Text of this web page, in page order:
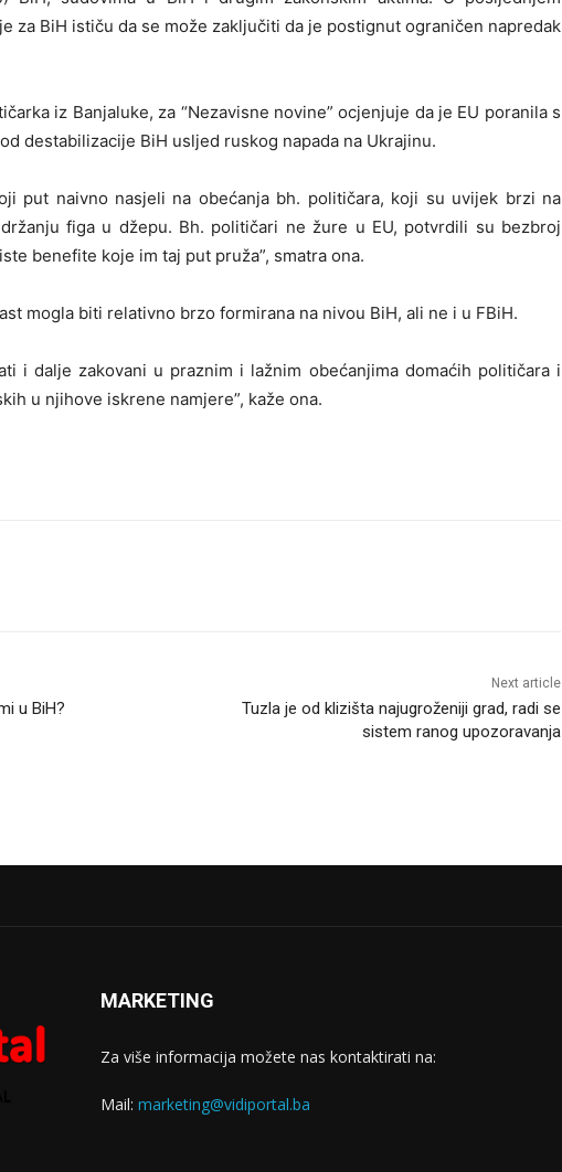
za BiH ističu da se može zaključiti da je postignut ograničen napredak
iz Banjaluke, za “Nezavisne novine” ocjenjuje da je EU poranila s
destabilizacije BiH usljed ruskog napada na Ukrajinu.
put naivno nasjeli na obećanja bh. političara, koji su uvijek brzi na
figa u džepu. Bh. političari ne žure u EU, potvrdili su bezbroj
benefite koje im taj put pruža”, smatra ona.
mogla biti relativno brzo formirana na nivou BiH, ali ne i u FBiH.
i dalje zakovani u praznim i lažnim obećanjima domaćih političara i
u njihove iskrene namjere”, kaže ona.
u BiH?
Next article
Tuzla je od klizišta najugroženiji grad, radi se
sistem ranog upozoravanja
MARKETING
Za više informacija možete nas kontaktirati na:
Mail: marketing@vidiportal.ba